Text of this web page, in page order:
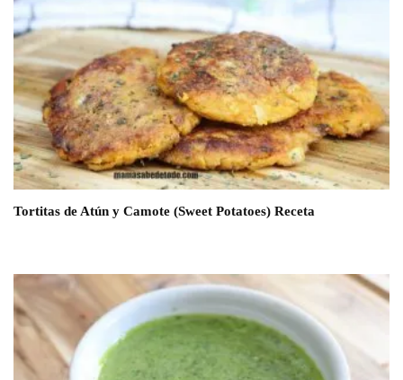
Tortitas de Atún y Camote (Sweet Potatoes) Receta